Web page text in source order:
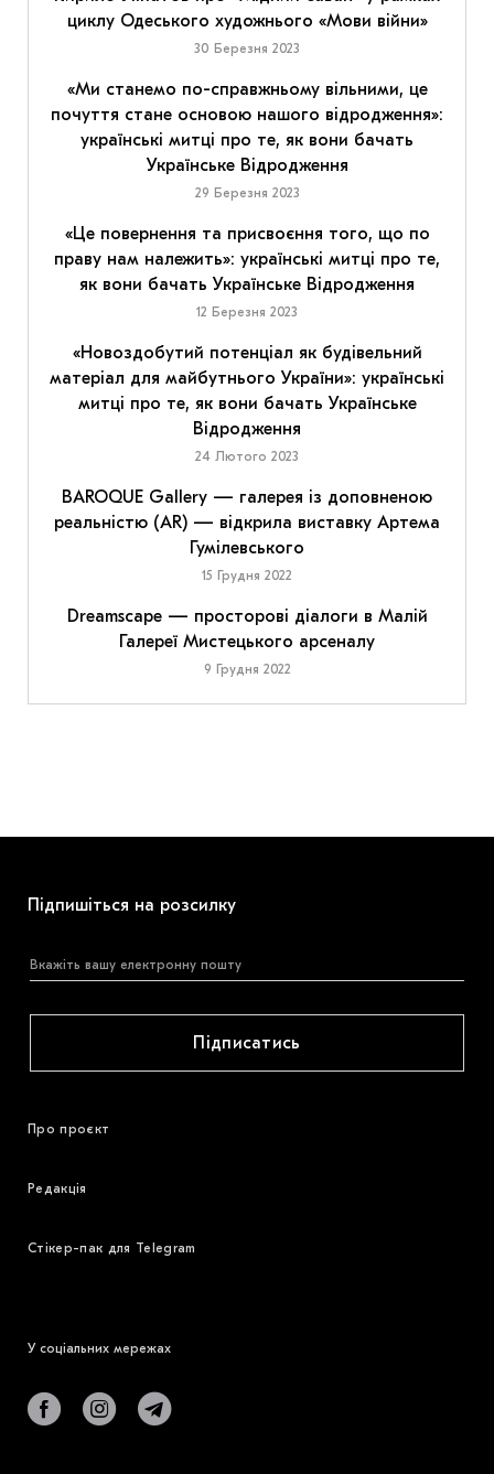
циклу Одеського художнього «Мови війни»
30 Березня 2023
«Ми станемо по-справжньому вільними, це
почуття стане основою нашого відродження»:
українські митці про те, як вони бачать
Українське Відродження
29 Березня 2023
«Це повернення та присвоєння того, що по
праву нам належить»: українські митці про те,
як вони бачать Українське Відродження
12 Березня 2023
«Новоздобутий потенціал як будівельний
матеріал для майбутнього України»: українські
митці про те, як вони бачать Українське
Відродження
24 Лютого 2023
BAROQUE Gallery — галерея із доповненою
реальністю (AR) — відкрила виставку Артема
Гумілевського
15 Грудня 2022
Dreamscape — просторові діалоги в Малій
Галереї Мистецького арсеналу
9 Грудня 2022
Підпишіться на розсилку
Підписатись
Про проєкт
Редакція
Стікер-пак для Telegram
У соціальних мережах